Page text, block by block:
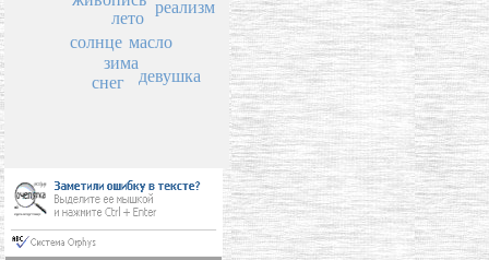
лето
солнце
зима
масло
снег
реализм
девушка